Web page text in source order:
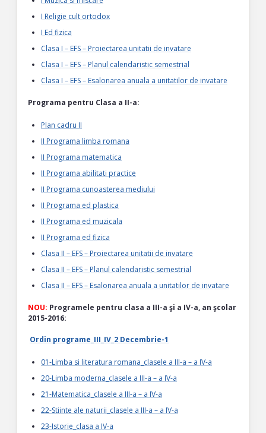
I Religie cult ortodox
I Ed fizica
Clasa I – EFS – Proiectarea unitatii de invatare
Clasa I – EFS – Planul calendaristic semestrial
Clasa I – EFS – Esalonarea anuala a unitatilor de invatare
Programa pentru Clasa a II-a:
Plan cadru II
II Programa limba romana
II Programa matematica
II Programa abilitati practice
II Programa cunoasterea mediului
II Programa ed plastica
II Programa ed muzicala
II Programa ed fizica
Clasa II – EFS – Proiectarea unitatii de invatare
Clasa II – EFS – Planul calendaristic semestrial
Clasa II – EFS – Esalonarea anuala a unitatilor de invatare
NOU: Programele pentru clasa a III-a şi a IV-a, an şcolar
2015-2016:
Ordin programe_III_IV_2 Decembrie-1
01-Limba si literatura romana_clasele a III-a – a IV-a
20-Limba moderna_clasele a III-a – a IV-a
21-Matematica_clasele a III-a – a IV-a
22-Stiinte ale naturii_clasele a III-a – a IV-a
23-Istorie_clasa a IV-a